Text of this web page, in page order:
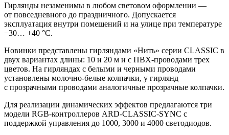
Гирлянды незаменимы в любом световом оформлении —
от повседневного до праздничного. Допускается
эксплуатация внутри помещений и на улице при температуре
−30… +40 °C.
Новинки представлены гирляндами «Нить» серии CLASSIC в
двух вариантах длины: 10 и 20 м и с ПВХ-проводами трех
цветов. На гирляндах с белыми и черными проводами
установлены молочно-белые колпачки, у гирлянд
с прозрачными проводами аналогичные прозрачные колпачки.
Для реализации динамических эффектов предлагаются три
модели RGB-контроллеров ARD-CLASSIC-SYNC с
поддержкой управления до 1000, 3000 и 4000 светодиодов.